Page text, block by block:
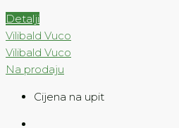
Detalji
Vilibald Vuco
Vilibald Vuco
Na prodaju
Cijena na upit